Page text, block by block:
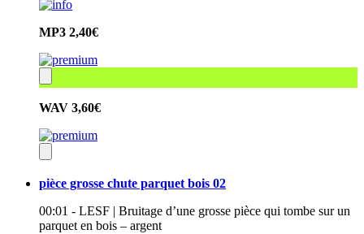
MP3 2,40€
WAV 3,60€
pièce grosse chute parquet bois 02
00:01 - LESF | Bruitage d’une grosse pièce qui tombe sur un
parquet en bois – argent